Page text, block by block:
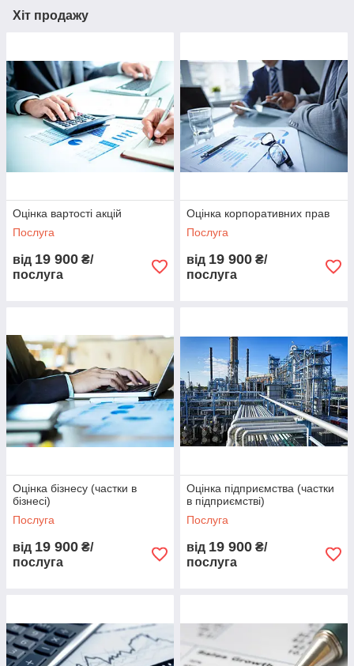
Хіт продажу
Оцінка вартості акцій
Послуга
від 19 900 ₴/
послуга
Оцінка корпоративних прав
Послуга
від 19 900 ₴/
послуга
Оцінка бізнесу (частки в
бізнесі)
Послуга
від 19 900 ₴/
послуга
Оцінка підприємства (частки
в підприємстві)
Послуга
від 19 900 ₴/
послуга